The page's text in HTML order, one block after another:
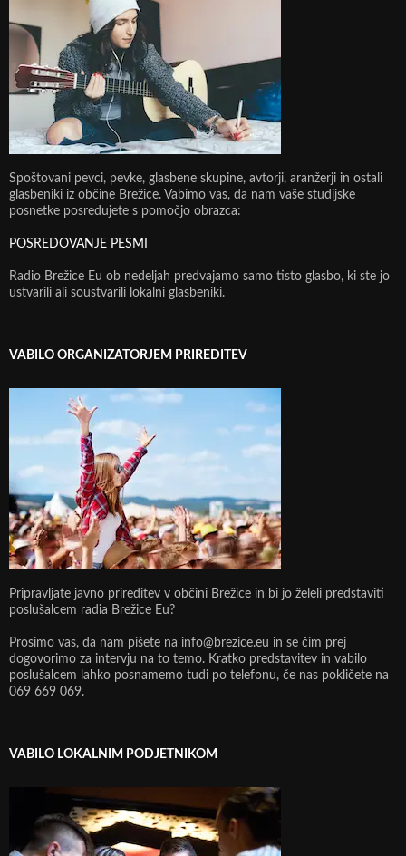
Spoštovani pevci, pevke, glasbene skupine, avtorji, aranžerji in ostali
glasbeniki iz občine Brežice. Vabimo vas, da nam vaše studijske
posnetke posredujete s pomočjo obrazca:
POSREDOVANJE PESMI
Radio Brežice Eu ob nedeljah predvajamo samo tisto glasbo, ki ste jo
ustvarili ali soustvarili lokalni glasbeniki.
VABILO ORGANIZATORJEM PRIREDITEV
Pripravljate javno prireditev v občini Brežice in bi jo želeli predstaviti
poslušalcem radia Brežice Eu?
Prosimo vas, da nam pišete na info@brezice.eu in se čim prej
dogovorimo za intervju na to temo. Kratko predstavitev in vabilo
poslušalcem lahko posnamemo tudi po telefonu, če nas pokličete na
069 669 069.
VABILO LOKALNIM PODJETNIKOM